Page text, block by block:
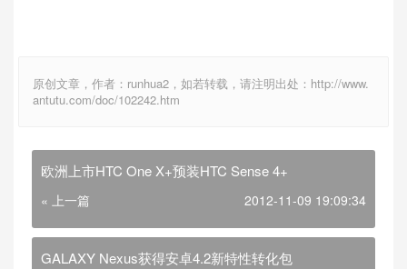
原创文章，作者：runhua2，如若转载，请注明出处：http://www.
antutu.com/doc/102242.htm
欧洲上市HTC One X+预装HTC Sense 4+
« 上一篇 2012-11-09 19:09:34
GALAXY Nexus获得安卓4.2新特性转化包